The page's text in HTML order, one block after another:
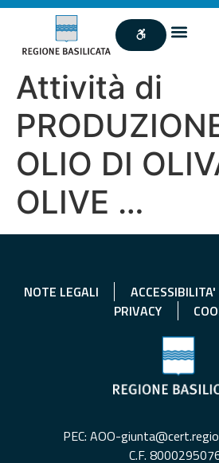
Attività di
OLIO DI
OLIVE …
NOTE LEGALI ACCESSIBILITA'
PRIVACY
PEC: AOO-
C.F.